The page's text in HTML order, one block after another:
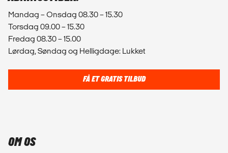
Mandag – Onsdag 08.30 – 15.30
Torsdag 09.00 – 15.30
Fredag 08.30 – 15.00
Lørdag, Søndag og Helligdage: Lukket
FÅ ET GRATIS TILBUD
OM OS